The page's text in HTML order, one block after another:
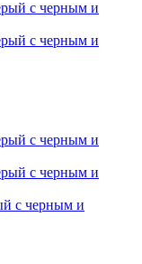
с черным и